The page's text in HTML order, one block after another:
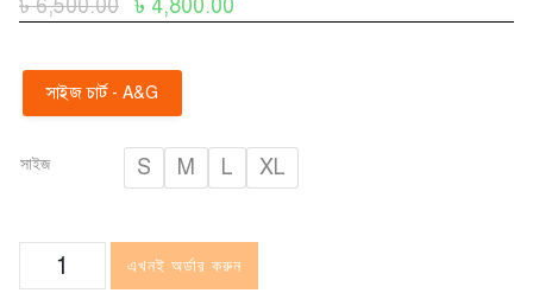
৳6,500.00 ৳ 4,800.00
সাইজ চার্ট - A&G
সাইজ S M L XL
এখনই অর্ডার করুন